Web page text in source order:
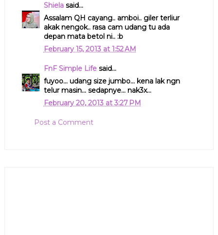
Shielasaid...
Assalam QH cayang.. amboi.. giler terliur
akak nengok.. rasa cam udang tu ada
depan mata betol ni.. :b
February 15, 2013 at 1:52 AM
FnF Simple Lifesaid...
fuyoo... udang size jumbo... kena lak ngn
telur masin... sedapnye... nak3x...
February 20, 2013 at 3:27 PM
Post a Comment